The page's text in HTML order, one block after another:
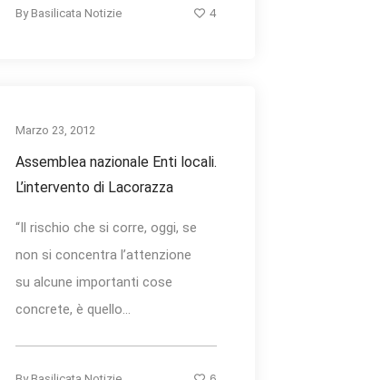
By Basilicata Notizie 4
Marzo 23, 2012
Assemblea nazionale Enti locali.
L’intervento di Lacorazza
“Il rischio che si corre, oggi, se
non si concentra l’attenzione
su alcune importanti cose
concrete, è quello...